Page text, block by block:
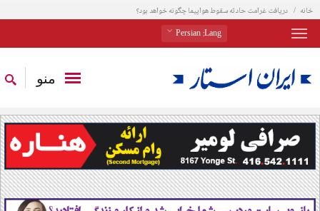
خانه دریافت غرامت حادثه سقوط هواپیما چگونه خواهد بود؟
Lang
: Persian
منو